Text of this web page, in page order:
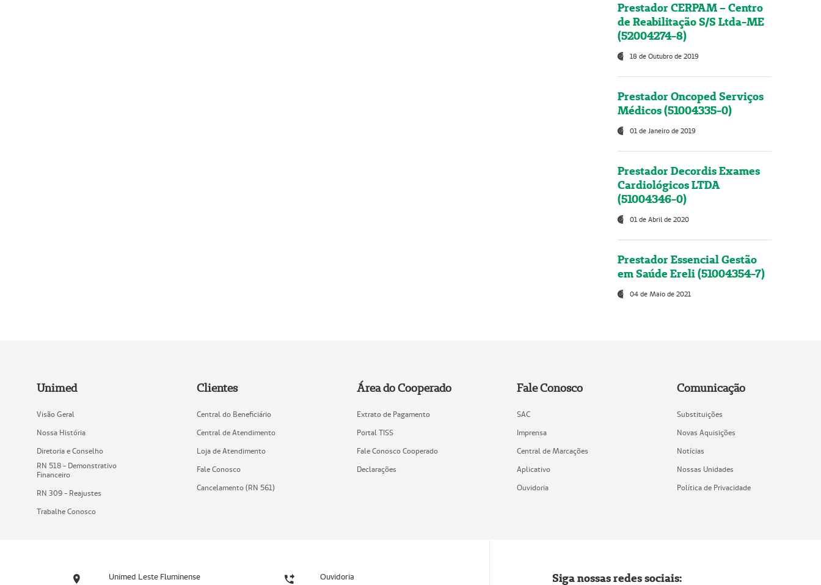
Prestador CERPAM – Centro
de Reabilitação S/S Ltda-ME
(52004274-8)
18 de Outubro de 2019
Prestador Oncoped Serviços
Médicos (51004335-0)
01 de Janeiro de 2019
Prestador Decordis Exames
Cardiológicos LTDA
(51004346-0)
01 de Abril de 2020
Prestador Essencial Gestão
em Saúde Ereli (51004354-7)
04 de Maio de 2021
Unimed
Visão Geral
Nossa História
Diretoria e Conselho
RN 518 - Demonstrativo
Financeiro
RN 309 - Reajustes
Trabalhe Conosco
Clientes
Central do Beneficiário
Central de Atendimento
Loja de Atendimento
Fale Conosco
Cancelamento (RN 561)
Área do Cooperado
Extrato de Pagamento
Portal TISS
Fale Conosco Cooperado
Declarações
Fale Conosco
SAC
Imprensa
Central de Marcações
Aplicativo
Ouvidoria
Comunicação
Substituições
Novas Aquisições
Notícias
Nossas Unidades
Política de Privacidade
Unimed Leste Fluminense Ouvidoria Siga nossas redes sociais: